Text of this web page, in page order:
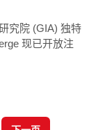
究院 (GIA) 独特
现已开放注